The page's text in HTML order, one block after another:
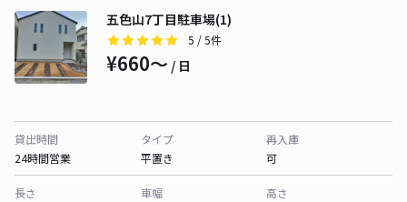
五色山7丁目駐車場(1)
5 / 5件
¥660〜 / 日
貸出時間
24時間営業
タイプ
平置き
再入庫
可
長さ
車幅
高さ